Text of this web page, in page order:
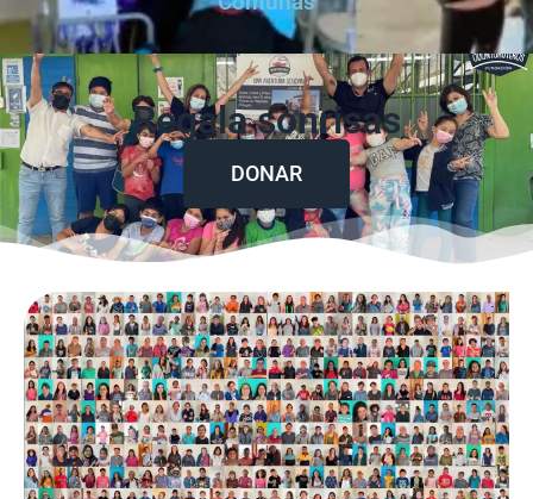
Regala sonrisas
DONAR